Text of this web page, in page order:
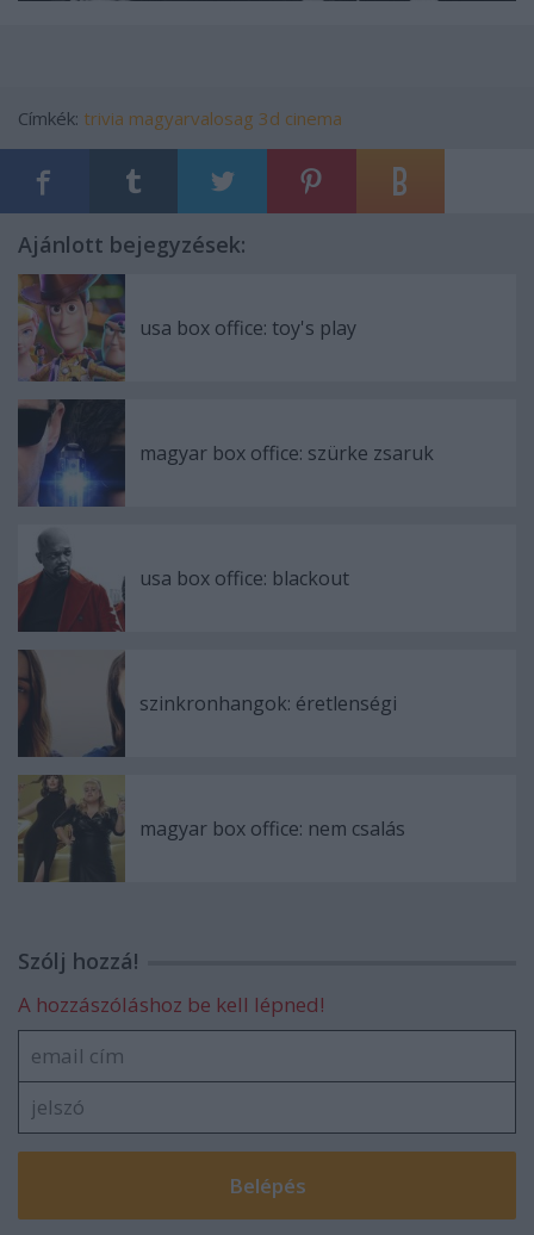
Címkék: trivia magyarvalosag 3d cinema
Ajánlott bejegyzések:
usa box office: toy's play
magyar box office: szürke zsaruk
usa box office: blackout
szinkronhangok: éretlenségi
magyar box office: nem csalás
Szólj hozzá!
A hozzászóláshoz be kell lépned!